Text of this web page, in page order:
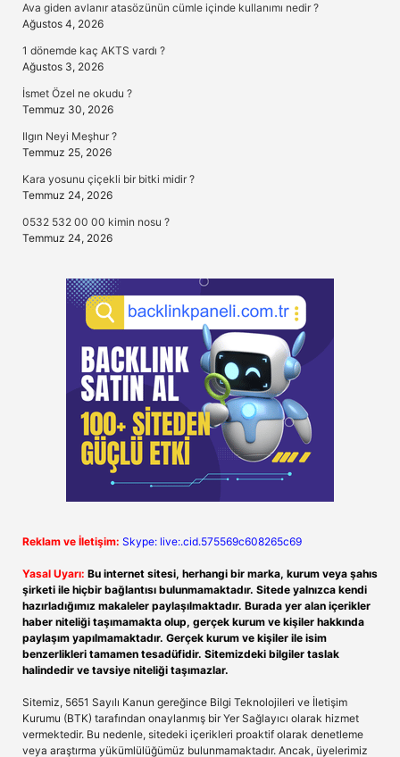
Ava giden avlanır atasözünün cümle içinde kullanımı nedir ?
Ağustos 4, 2026
1 dönemde kaç AKTS vardı ?
Ağustos 3, 2026
İsmet Özel ne okudu ?
Temmuz 30, 2026
Ilgın Neyi Meşhur ?
Temmuz 25, 2026
Kara yosunu çiçekli bir bitki midir ?
Temmuz 24, 2026
0532 532 00 00 kimin nosu ?
Temmuz 24, 2026
Reklam ve İletişim: Skype: live:.cid.575569c608265c69
Yasal Uyarı: Bu internet sitesi, herhangi bir marka, kurum veya şahıs
şirketi ile hiçbir bağlantısı bulunmamaktadır. Sitede yalnızca kendi
hazırladığımız makaleler paylaşılmaktadır. Burada yer alan içerikler
haber niteliği taşımamakta olup, gerçek kurum ve kişiler hakkında
paylaşım yapılmamaktadır. Gerçek kurum ve kişiler ile isim
benzerlikleri tamamen tesadüfidir. Sitemizdeki bilgiler taslak
halindedir ve tavsiye niteliği taşımazlar.
Sitemiz, 5651 Sayılı Kanun gereğince Bilgi Teknolojileri ve İletişim
Kurumu (BTK) tarafından onaylanmış bir Yer Sağlayıcı olarak hizmet
vermektedir. Bu nedenle, sitedeki içerikleri proaktif olarak denetleme
veya araştırma yükümlülüğümüz bulunmamaktadır. Ancak, üyelerimiz